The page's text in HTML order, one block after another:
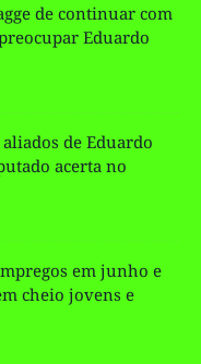
de continuar com
Eduardo
de Eduardo
acerta no
em junho e
cheio jovens e